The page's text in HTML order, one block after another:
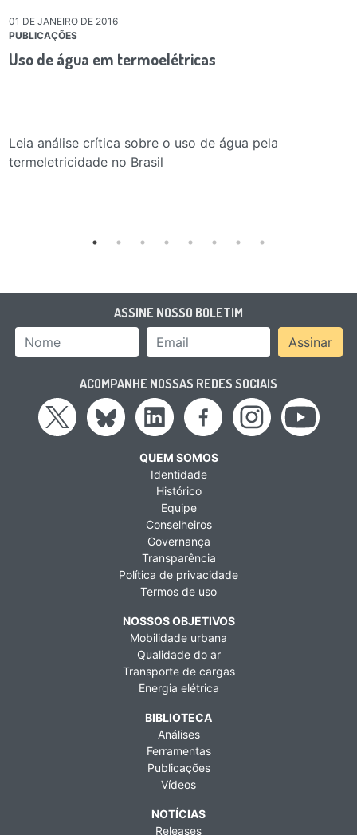
01 DE JANEIRO DE 2016
PUBLICAÇÕES
Uso de água em termoelétricas
Leia análise crítica sobre o uso de água pela
termeletricidade no Brasil
ASSINE NOSSO BOLETIM
Email AddressAssinar
ACOMPANHE NOSSAS REDES SOCIAIS
QUEM SOMOS
Identidade
Histórico
Equipe
Conselheiros
Governança
Transparência
Política de privacidade
Termos de uso
NOSSOS OBJETIVOS
Mobilidade urbana
Qualidade do ar
Transporte de cargas
Energia elétrica
BIBLIOTECA
Análises
Ferramentas
Publicações
Vídeos
NOTÍCIAS
Releases